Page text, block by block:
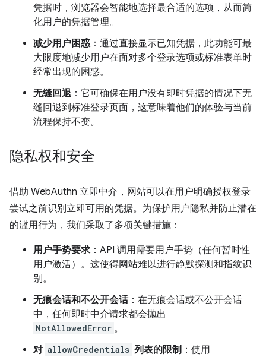
凭据时，浏览器会智能地选择最合适的选项，从而简
化用户的凭据管理。
减少用户困惑 ：通过直接显示已知凭据，此功能可最
大限度地减少用户在面对多个登录选项或标准表单时
经常出现的困惑。
无缝回退 ：它可确保在用户没有即时凭据的情况下无
缝回退到标准登录页面，这意味着他们的体验与当前
流程保持不变。
隐私权和安全
借助 WebAuthn 立即中介，网站可以在用户明确授权登录
尝试之前识别立即可用的凭据。为保护用户隐私并防止潜在
的滥用行为，我们采取了多项关键措施：
用户手势要求 ：API 调用需要用户手势（任何暂时性
用户激活）。这使得网站难以进行静默探测和指纹识
别。
无痕会话和不公开会话：在无痕会话或不公开会话
中，任何即时中介请求都会抛出
NotAllowedError 。
对 allowCredentials 列表的限制 ：使用